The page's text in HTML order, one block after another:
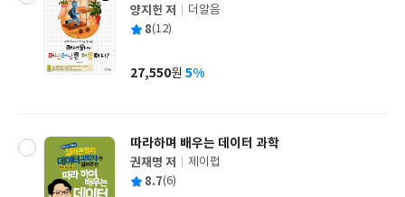
글
쓴
양지헌 저
출
사
더알음
평 8(12)
가
27,550원 5%
따라하며 배우는 데이터 과학
글
쓴
권재명 저
출
제이펍
평 8.7(6)